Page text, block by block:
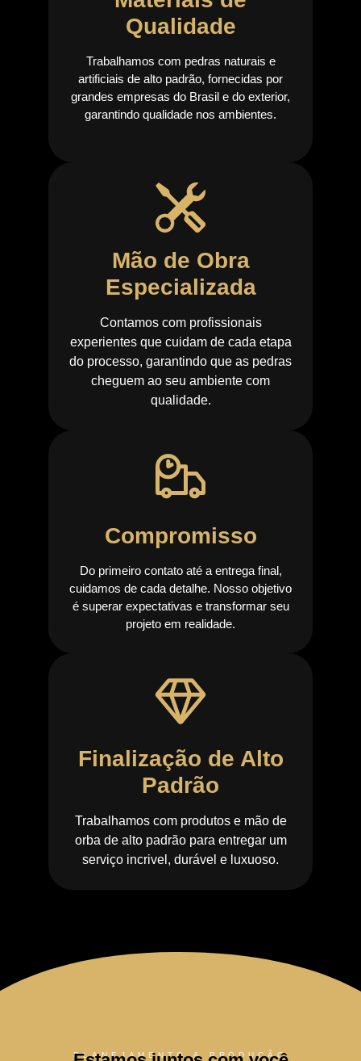
Qualidade
Trabalhamos com pedras naturais e
artificiais de alto padrão, fornecidas por
grandes empresas do Brasil e do exterior,
garantindo qualidade nos ambientes.
Mão de Obra
Especializada​
Contamos com profissionais
experientes que cuidam de cada etapa
do processo, garantindo que as pedras
cheguem ao seu ambiente com
qualidade.
Compromisso
Do primeiro contato até a entrega final,
cuidamos de cada detalhe. Nosso objetivo
é superar expectativas e transformar seu
projeto em realidade.
Finalização de Alto
Padrão
Trabalhamos com produtos e mão de
orba de alto padrão para entregar um
serviço incrivel, durável e luxuoso.
PLANEJAMENTO & PRODUÇÃO